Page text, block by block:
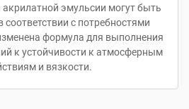
акрилатной эмульсии могут быть
с потребностями
формула для выполнения
к устойчивости к атмосферным
и вязкости.